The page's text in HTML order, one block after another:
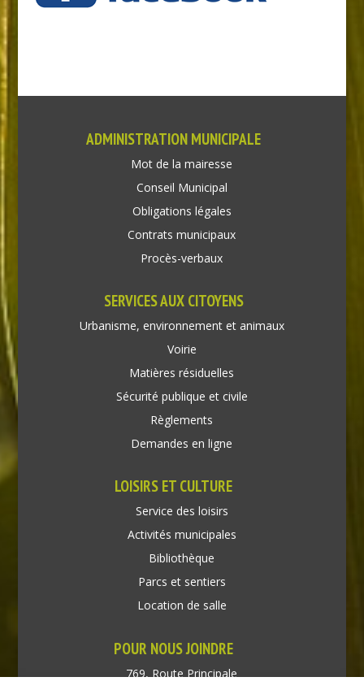
ADMINISTRATION MUNICIPALE
Mot de la mairesse
Conseil Municipal
Obligations légales
Contrats municipaux
Procès-verbaux
SERVICES AUX CITOYENS
Urbanisme, environnement et animaux
Voirie
Matières résiduelles
Sécurité publique et civile
Règlements
Demandes en ligne
LOISIRS ET CULTURE
Service des loisirs
Activités municipales
Bibliothèque
Parcs et sentiers
Location de salle
POUR NOUS JOINDRE
769, Route Principale